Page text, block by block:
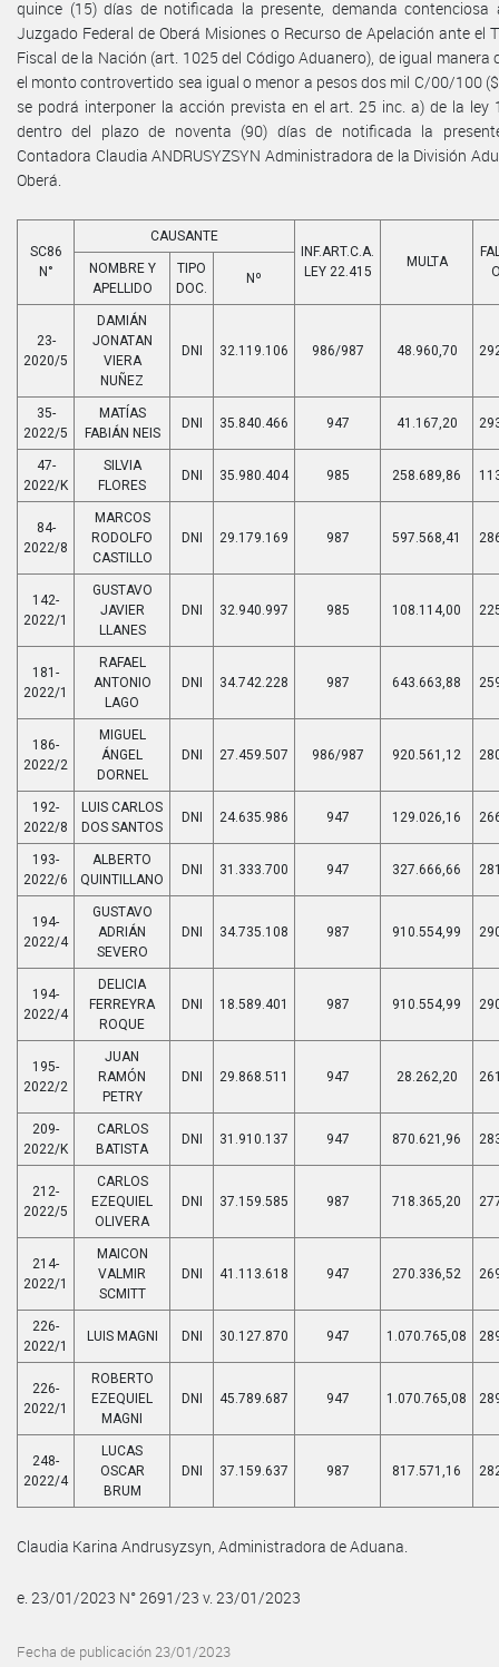
quince (15) días de notificada la presente, demanda contenciosa
Juzgado Federal de Oberá Misiones o Recurso de Apelación ante el
Fiscal de la Nación (art. 1025 del Código Aduanero), de igual manera
el monto controvertido sea igual o menor a pesos dos mil C/00/100
se podrá interponer la acción prevista en el art. 25 inc. a) de la ley
dentro del plazo de noventa (90) días de notificada la
Contadora Claudia ANDRUSYZSYN Administradora de la División
Oberá.
SC86
N°
CAUSANTE
INF.ART.C.A.
LEY 22.415
MULTA
NOMBRE Y
APELLIDO
TIPO
DOC.
Nº
23-
2020/5
DAMIÁN
JONATAN
VIERA
NUÑEZ
DNI 32.119.106 986/987 48.960,70
35-
2022/5
MATÍAS
FABIÁN NEIS
DNI 35.840.466 947 41.167,20
47-
2022/K
SILVIA
FLORES
DNI 35.980.404 985 258.689,86
84-
2022/8
MARCOS
RODOLFO
CASTILLO
DNI 29.179.169 987 597.568,41
142-
2022/1
GUSTAVO
JAVIER
LLANES
DNI 32.940.997 985 108.114,00
181-
2022/1
RAFAEL
ANTONIO
LAGO
DNI 34.742.228 987 643.663,88
186-
2022/2
MIGUEL
ÁNGEL
DORNEL
DNI 27.459.507 986/987 920.561,12
192-
2022/8
LUIS CARLOS
DOS SANTOS
DNI 24.635.986 947 129.026,16
193-
2022/6
ALBERTO
QUINTILLANO
DNI 31.333.700 947 327.666,66
194-
2022/4
GUSTAVO
ADRIÁN
SEVERO
DNI 34.735.108 987 910.554,99
194-
2022/4
DELICIA
FERREYRA
ROQUE
DNI 18.589.401 987 910.554,99
195-
2022/2
JUAN
RAMÓN
PETRY
DNI 29.868.511 947 28.262,20
209-
2022/K
CARLOS
BATISTA
DNI 31.910.137 947 870.621,96
212-
2022/5
CARLOS
EZEQUIEL
OLIVERA
DNI 37.159.585 987 718.365,20
214-
2022/1
MAICON
VALMIR
SCMITT
DNI 41.113.618 947 270.336,52
226-
2022/1
LUIS MAGNI DNI 30.127.870 947 1.070.765,08
226-
2022/1
ROBERTO
EZEQUIEL
MAGNI
DNI 45.789.687 947 1.070.765,08
248-
2022/4
LUCAS
OSCAR
BRUM
DNI 37.159.637 987 817.571,16
Claudia Karina Andrusyzsyn, Administradora de Aduana.
e. 23/01/2023 N° 2691/23 v. 23/01/2023
Fecha de publicación 23/01/2023